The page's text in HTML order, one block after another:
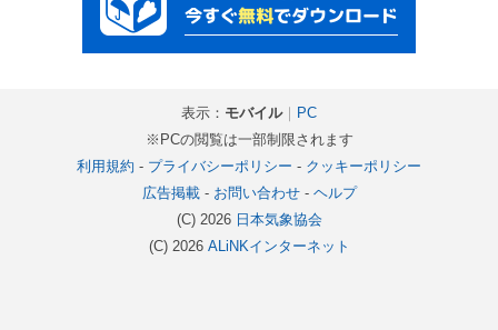
表示： モバイル｜ PC
※PCの閲覧は一部制限されます
利用規約 - プライバシーポリシー - クッキーポリシー
広告掲載- お問い合わせ- ヘルプ
(C) 2026 日本気象協会
(C) 2026 ALiNKインターネット